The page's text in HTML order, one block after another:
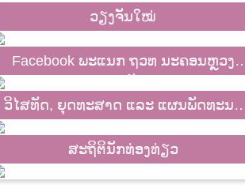
ວຽງຈັນໃໝ່
Facebook ພະແນກ ຖວທ ນະຄອນຫຼວງ
ວິໄສທັດ, ຍຸດທະສາດ ແລະ ແຜນພັດທະນາ
ສະຖິຕິນັກທ່ອງທ່ຽວ